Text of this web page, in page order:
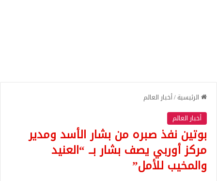
الرئيسية/أخبار العالم
أخبار العالم
بوتين نفذ صبره من بشار الأسد ومدير
مركز أوربي يصف بشار بــ “العنيد
والمخيب للأمل”